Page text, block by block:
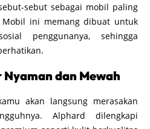
sebut sebagai mobil paling
Mobil ini memang dibuat untuk
penggunanya, sehingga
dan Mewah
akan langsung merasakan
Alphard dilengkapi